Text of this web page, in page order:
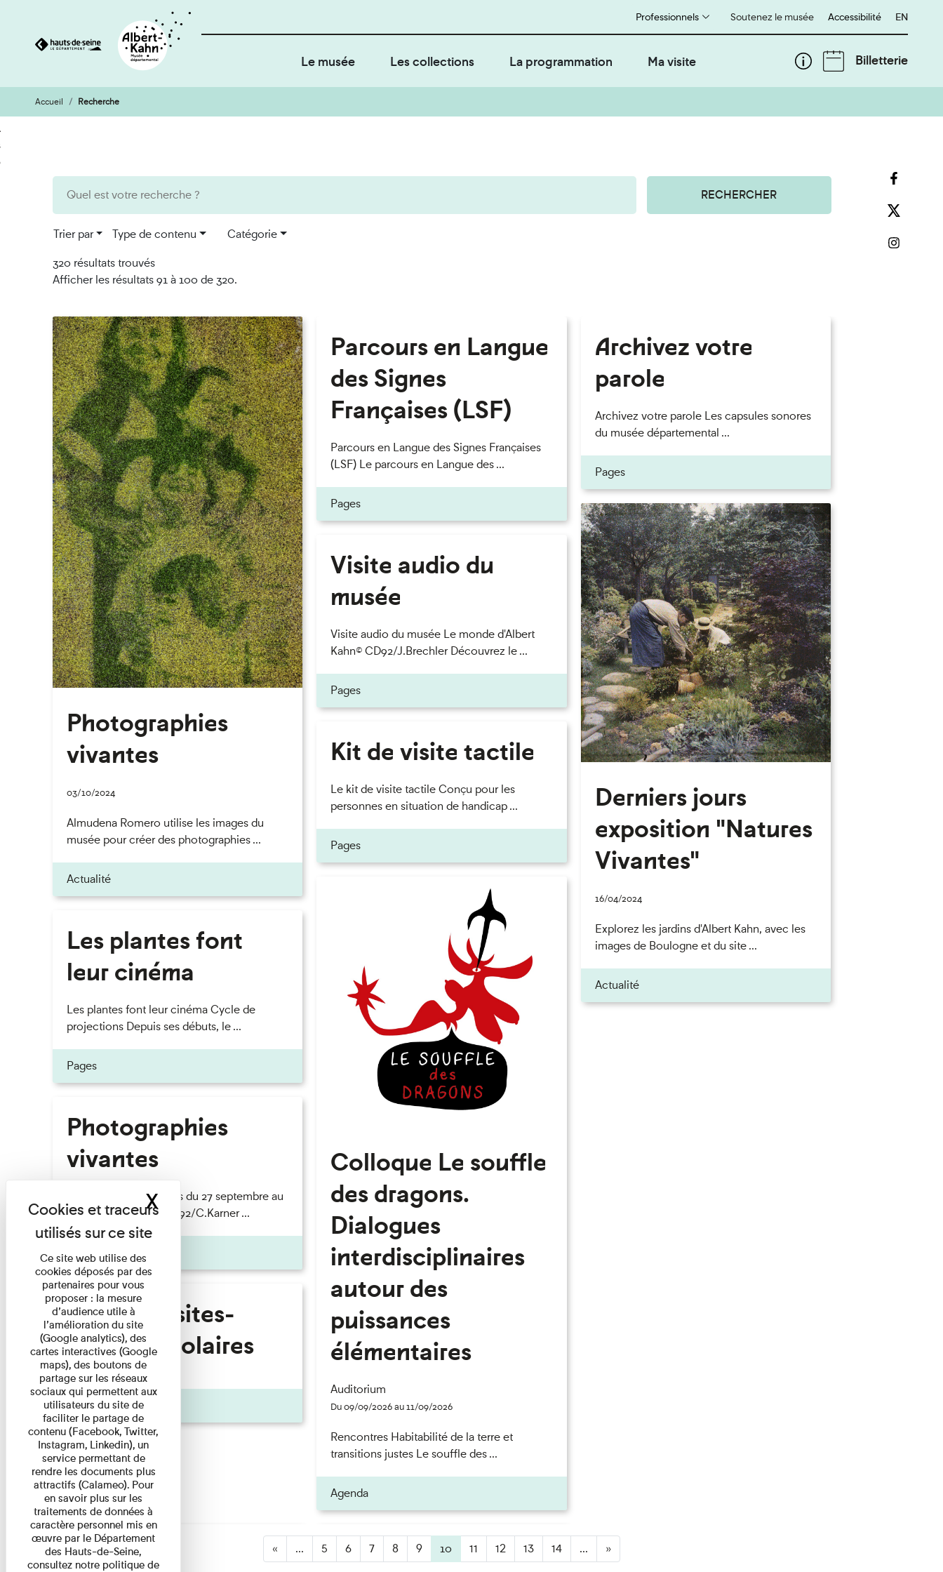
Aller
au
contenu
Aller
à
la
Soutenez le musée
Professionnels Accessibilité English
EN
Le musée Les collections La programmation Ma visite Billetterie
Accueil Recherche
RECHERCHER
Trier par Type de contenu
Catégorie
320 résultats trouvés
Afficher les résultats 91 à 100 de 320.
Photographies
vivantes
03/10/2024
Almudena Romero utilise les images du
musée pour créer des photographies ...
Actualité
Les plantes font
leur cinéma
Les plantes font leur cinéma Cycle de
projections Depuis ses débuts, le ...
Pages
Photographies
vivantes
Photographies vivantes du 27 septembre au
3 novembre 2024 ©CD92/C.Karner ...
Pages
Diapo__Visites-
ateliers_scolaires
Galerie photo
Parcours en Langue
des Signes
Françaises (LSF)
Parcours en Langue des Signes Françaises
(LSF) Le parcours en Langue des ...
Pages
Visite audio du
musée
Visite audio du musée Le monde d'Albert
Kahn© CD92/J.Brechler Découvrez le ...
Pages
Kit de visite tactile
Le kit de visite tactile Conçu pour les
personnes en situation de handicap ...
Pages
Colloque Le souffle
des dragons.
Dialogues
interdisciplinaires
autour des
puissances
élémentaires
Auditorium
Du 09/09/2026 au 11/09/2026
Rencontres Habitabilité de la terre et
transitions justes Le souffle des ...
Agenda
Archivez votre
parole
Archivez votre parole Les capsules sonores
du musée départemental ...
Pages
Derniers jours
exposition "Natures
Vivantes"
16/04/2024
Explorez les jardins d'Albert Kahn, avec les
images de Boulogne et du site ...
Actualité
« ... 5 6 7 8 9 10 (active)
11 12 13 14 ... »
Ce site web utilise des
cookies déposés par des
partenaires pour vous
proposer : la mesure
d’audience utile à
l’amélioration du site
(Google analytics), des
cartes interactives (Google
maps), des boutons de
partage sur les réseaux
sociaux qui permettent aux
utilisateurs du site de
faciliter le partage de
contenu (Facebook, Twitter,
Instagram, Linkedin), un
service permettant de
rendre les documents plus
attractifs (Calameo). Pour
en savoir plus sur les
traitements de données à
caractère personnel mis en
œuvre par le Département
des Hauts-de-Seine,
consultez notre politique de
XMasquer le bandeau des cookies